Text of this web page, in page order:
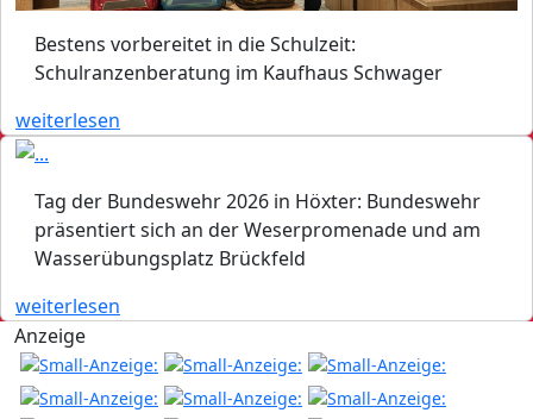
Bestens vorbereitet in die Schulzeit:
Schulranzenberatung im Kaufhaus Schwager
weiterlesen
Tag der Bundeswehr 2026 in Höxter: Bundeswehr
präsentiert sich an der Weserpromenade und am
Wasserübungsplatz Brückfeld
weiterlesen
Anzeige